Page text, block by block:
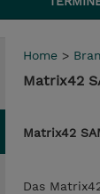
Home >
Matrix42
Matrix42
Das